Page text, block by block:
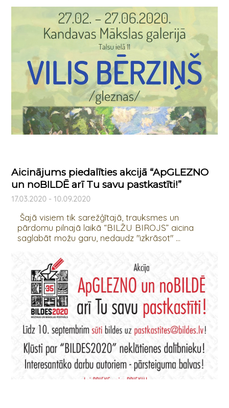
Aicinājums piedalīties akcijā “ApGLEZNO
un noBILDĒ arī Tu savu pastkastīti!”
17.03.2020 - 10.09.2020
Šajā visiem tik sarežģītajā, trauksmes un
pārdomu pilnajā laikā “BILŽU BIROJS” aicina
saglabāt možu garu, nedaudz "izkrāsot" ...